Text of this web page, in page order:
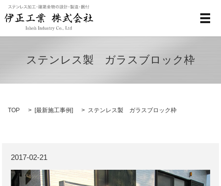
メ
ステンレス製 ガラスブロック枠
TOP [最新施工事例] ステンレス製 ガラスブロック枠
2017-02-21